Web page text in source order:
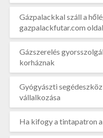
Gázpalackkal száll a
gazpalackfutar.com
Gázszerelés
korháznak
Gyógyászti
vállalkozása
Ha kifogy a tintapatron